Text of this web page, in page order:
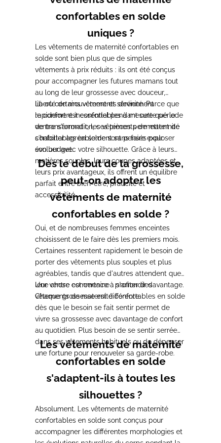
confortables en solde
uniques ?
Les vêtements de maternité confortables en
solde sont bien plus que de simples
vêtements à prix réduits : ils ont été conçus
pour accompagner les futures mamans tout
au long de leur grossesse avec douceur,
liberté de mouvement et sérénité. Parce que
le confort est essentiel pendant cette période
de transformation, ces pièces permettent de
s'habiller agréablement sans faire exploser
son budget.
Là où certains vêtements deviennent
rapidement inconfortables à mesure que le
ventre s'arrondit, les vêtements de maternité
confortables en solde sont pensés pour
évoluer avec votre silhouette. Grâce à leurs
matières souples, leurs coupes adaptées et
leurs prix avantageux, ils offrent un équilibre
parfait entre bien-être, praticité et
accessibilité.
Dès le début de la grossesse,
peut-on adopter les
vêtements de maternité
confortables en solde ?
Oui, et de nombreuses femmes enceintes
choisissent de le faire dès les premiers mois.
Certaines ressentent rapidement le besoin de
porter des vêtements plus souples et plus
agréables, tandis que d'autres attendent que
leur ventre commence à s'arrondir davantage.
Chaque grossesse est différente.
Une chose est certaine : profiter des
vêtements de maternité confortables en solde
dès que le besoin se fait sentir permet de
vivre sa grossesse avec davantage de confort
au quotidien. Plus besoin de se sentir serrée
dans ses vêtements habituels ou de dépenser
une fortune pour renouveler sa garde-robe.
Les vêtements de maternité
confortables en solde
s'adaptent-ils à toutes les
silhouettes ?
Absolument. Les vêtements de maternité
confortables en solde sont conçus pour
accompagner les différentes morphologies et